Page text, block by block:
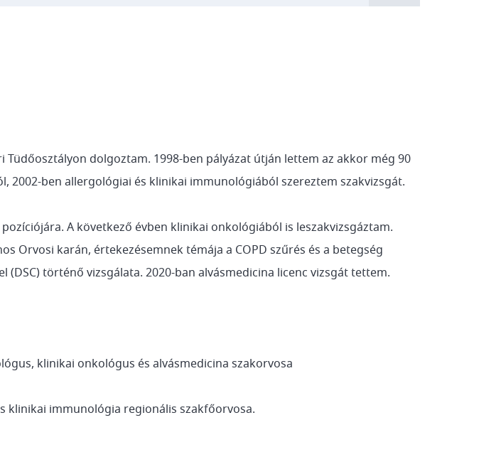
dolgoztam. 1998-ben pályázat útján lettem az akkor még 90
2002-ben allergológiai és klinikai immunológiából szereztem szakvizsgát.
A következő évben klinikai onkológiából is leszakvizsgáztam.
Orvosi karán, értekezésemnek témája a COPD szűrés és a betegség
történő vizsgálata. 2020-ban alvásmedicina licenc vizsgát tettem.
klinikai onkológus és alvásmedicina szakorvosa
klinikai immunológia regionális szakfőorvosa.